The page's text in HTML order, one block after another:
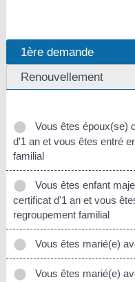
1ère demande
Renouvellement
Vous êtes époux(se)
d'1 an et vous êtes entré
familial
Vous êtes enfant
certificat d'1 an et vous
regroupement familial
Vous êtes marié(e)
Vous êtes marié(e)